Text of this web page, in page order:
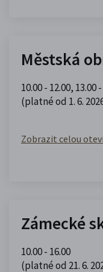
Městská
10.00 - 12.00, 13.00
(platné od 1. 6.
Zobrazit celou
Zámecké
10.00 - 16.00
(platné od 21. 6.